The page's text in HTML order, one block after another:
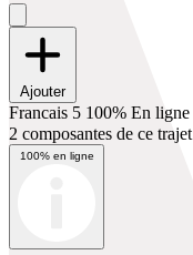
Ajouter
Francais 5 100% En ligne
2 composantes de ce trajet
100% en ligne